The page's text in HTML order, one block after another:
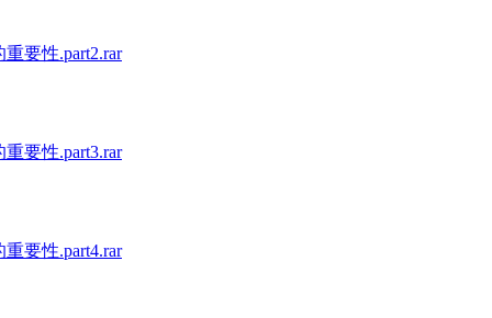
要性.part2.rar
要性.part3.rar
要性.part4.rar